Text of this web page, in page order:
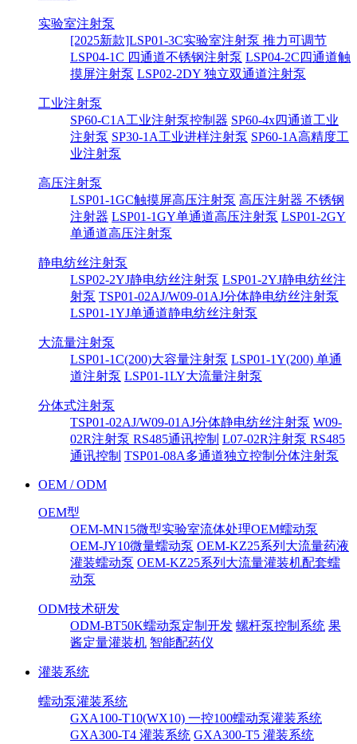
实验室注射泵
[2025新款]LSP01-3C实验室注射泵 推力可调节
LSP04-1C 四通道不锈钢注射泵 LSP04-2C四通道触
摸屏注射泵 LSP02-2DY 独立双通道注射泵
工业注射泵
SP60-C1A工业注射泵控制器 SP60-4x四通道工业
注射泵 SP30-1A工业进样注射泵 SP60-1A高精度工
业注射泵
高压注射泵
LSP01-1GC触摸屏高压注射泵 高压注射器 不锈钢
注射器 LSP01-1GY单通道高压注射泵 LSP01-2GY
单通道高压注射泵
静电纺丝注射泵
LSP02-2YJ静电纺丝注射泵 LSP01-2YJ静电纺丝注
射泵 TSP01-02AJ/W09-01AJ分体静电纺丝注射泵
LSP01-1YJ单通道静电纺丝注射泵
大流量注射泵
LSP01-1C(200)大容量注射泵 LSP01-1Y(200) 单通
道注射泵 LSP01-1LY大流量注射泵
分体式注射泵
TSP01-02AJ/W09-01AJ分体静电纺丝注射泵 W09-
02R注射泵 RS485通讯控制 L07-02R注射泵 RS485
通讯控制 TSP01-08A多通道独立控制分体注射泵
OEM / ODM
OEM型
OEM-MN15微型实验室流体处理OEM蠕动泵
OEM-JY10微量蠕动泵 OEM-KZ25系列大流量药液
灌装蠕动泵 OEM-KZ25系列大流量灌装机配套蠕
动泵
ODM技术研发
ODM-BT50K蠕动泵定制开发 螺杆泵控制系统 果
酱定量灌装机 智能配药仪
灌装系统
蠕动泵灌装系统
GXA100-T10(WX10) 一控100蠕动泵灌装系统
GXA300-T4 灌装系统 GXA300-T5 灌装系统